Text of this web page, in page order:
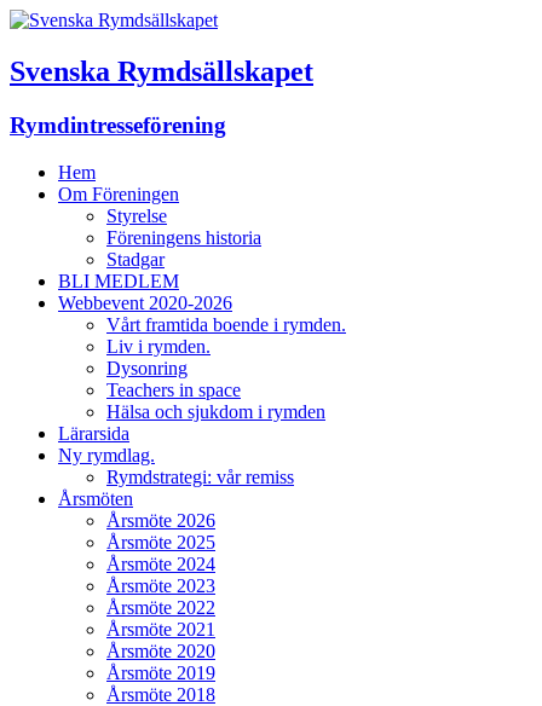
Svenska Rymdsällskapet
Rymdintresseförening
Hem
Om Föreningen
Styrelse
Föreningens historia
Stadgar
BLI MEDLEM
Webbevent 2020-2026
Vårt framtida boende i rymden.
Liv i rymden.
Dysonring
Teachers in space
Hälsa och sjukdom i rymden
Lärarsida
Ny rymdlag.
Rymdstrategi: vår remiss
Årsmöten
Årsmöte 2026
Årsmöte 2025
Årsmöte 2024
Årsmöte 2023
Årsmöte 2022
Årsmöte 2021
Årsmöte 2020
Årsmöte 2019
Årsmöte 2018